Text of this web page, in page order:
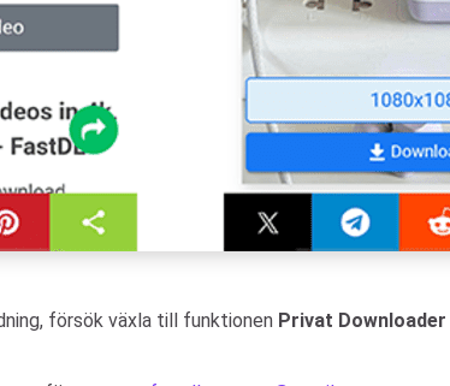
försök växla till funktionen Privat Downloader